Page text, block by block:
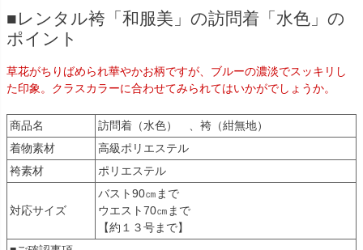
■レンタル袴「和服美」の訪問着「水色」の
ポイント
草花がちりばめられ華やかお柄ですが、ブルーの濃淡でスッキリし
た印象。クラスカラーに合わせてみられてはいかがでしょうか。
商品名
訪問着（水色） 、袴（紺無地）
着物素材
高級ポリエステル
袴素材
ポリエステル
対応サイズ
バスト90㎝まで
ウエスト70㎝まで
【約１３号まで】